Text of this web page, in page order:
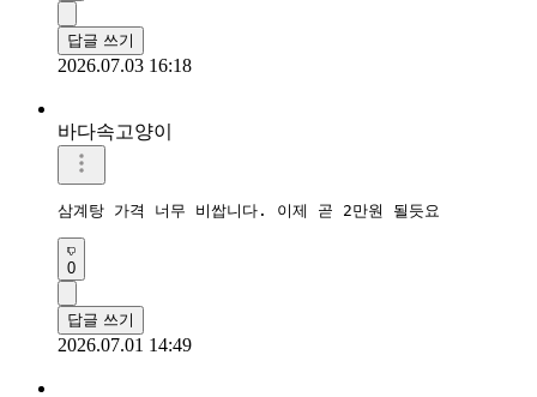
답글 쓰기
2026.07.03 16:18
바다속고양이
삼계탕 가격 너무 비쌉니다. 이제 곧 2만원 될듯요
0
답글 쓰기
2026.07.01 14:49